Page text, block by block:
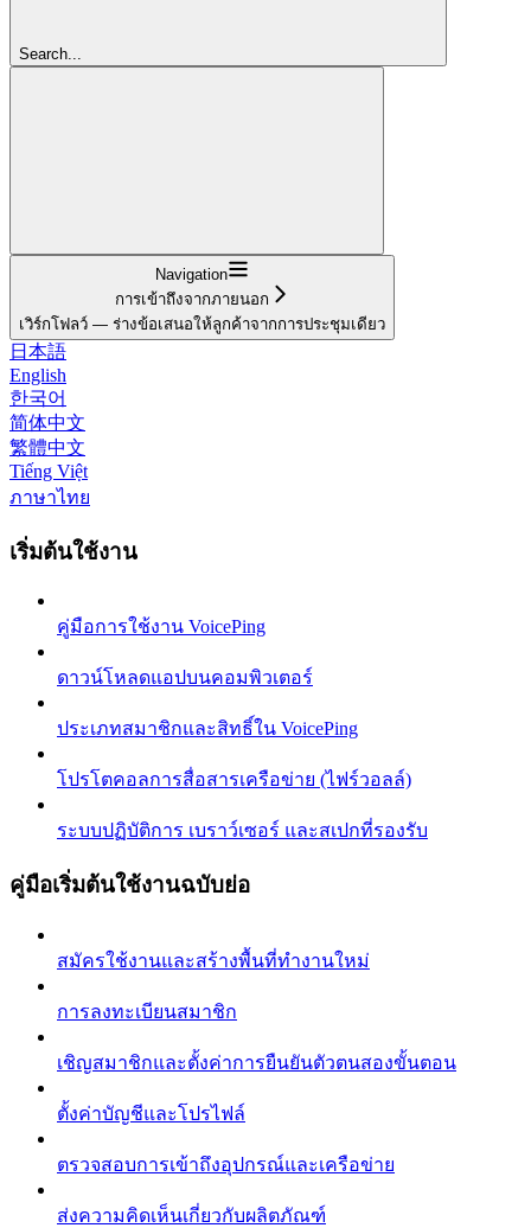
Search...
Navigation
การเข้าถึงจากภายนอก
เวิร์กโฟลว์ — ร่างข้อเสนอให้ลูกค้าจากการประชุมเดียว
日本語
English
한국어
简体中文
繁體中文
Tiếng Việt
ภาษาไทย
เริ่มต้นใช้งาน
คู่มือการใช้งาน VoicePing
ดาวน์โหลดแอปบนคอมพิวเตอร์
ประเภทสมาชิกและสิทธิ์ใน VoicePing
โปรโตคอลการสื่อสารเครือข่าย (ไฟร์วอลล์)
ระบบปฏิบัติการ เบราว์เซอร์ และสเปกที่รองรับ
คู่มือเริ่มต้นใช้งานฉบับย่อ
สมัครใช้งานและสร้างพื้นที่ทำงานใหม่
การลงทะเบียนสมาชิก
เชิญสมาชิกและตั้งค่าการยืนยันตัวตนสองขั้นตอน
ตั้งค่าบัญชีและโปรไฟล์
ตรวจสอบการเข้าถึงอุปกรณ์และเครือข่าย
ส่งความคิดเห็นเกี่ยวกับผลิตภัณฑ์